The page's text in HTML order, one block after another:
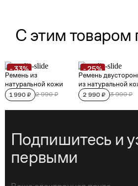
Подпишитесь и
первыми